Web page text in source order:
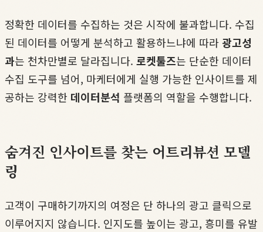
정확한 데이터를 수집하는 것은 시작에 불과합니다. 수집
된 데이터를 어떻게 분석하고 활용하느냐에 따라 광고성
과는 천차만별로 달라집니다. 로켓툴즈는 단순한 데이터
수집 도구를 넘어, 마케터에게 실행 가능한 인사이트를 제
공하는 강력한 데이터분석 플랫폼의 역할을 수행합니다.
숨겨진 인사이트를 찾는 어트리뷰션 모델
링
고객이 구매하기까지의 여정은 단 하나의 광고 클릭으로
이루어지지 않습니다. 인지도를 높이는 광고, 흥미를 유발